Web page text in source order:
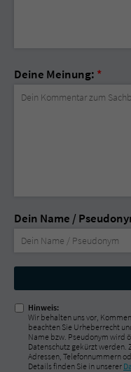
Deine Meinung: *
Dein Name /
Nicht
ausfüllen!
Hinweis:
Wir behalten uns vor,
beachten Sie Urheberrecht
Name bzw. Pseudonym wird
Datenschutz gekürzt werden.
Adressen, Telefonnummern
Details finden Sie in unserer